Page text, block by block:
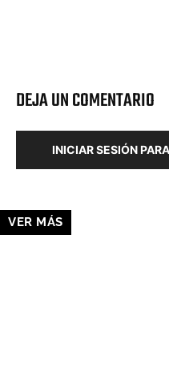
DEJA UN COMENTARIO
INICIAR SESIÓN
VER MÁS